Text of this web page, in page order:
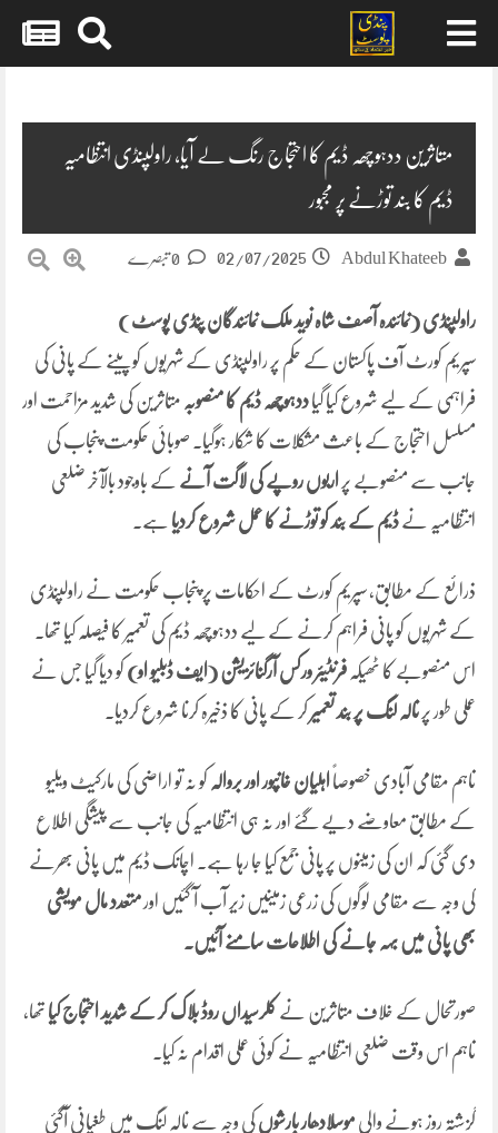
متاثرین ددہوچھہ ڈیم کا احتجاج رنگ لے آیا، راولپنڈی انتظامیہ
ڈیم کا بند توڑنے پر مجبور
Abdul Khateeb
02/07/2025
راولپنڈی (نمائندہ آصف شاہ نوید ملک نمائندگان پنڈی پوسٹ )
سپریم کورٹ آف پاکستان کے حکم پر راولپنڈی کے شہریوں کو پینے کے پانی کی
فراہمی کے لیے شروع کیا گیاددہوچھہ ڈیم کا منصوبہ متاثرین کی شدید مزاحمت اور
مسلسل احتجاج کے باعث مشکلات کا شکار ہوگیا۔ صوبائی حکومت پنجاب کی
جانب سے منصوبے پر اربوں روپے کی لاگت آنے کے باوجود بالآخر ضلعی
انتظامیہ نے ڈیم کے بند کو توڑنے کا عمل شروع کردیا ہے۔
ذرائع کے مطابق، سپریم کورٹ کے احکامات پر پنجاب حکومت نے راولپنڈی
کے شہریوں کو پانی فراہم کرنے کے لیے ددہوچھہ ڈیم کی تعمیر کا فیصلہ کیا تھا۔
اس منصوبے کا ٹھیکہ فرنٹیئر ورکس آرگنائزیشن (ایف ڈبلیو او) کو دیا گیا جس نے
عملی طور پر نالہ لنگ پر بند تعمیر کر کے پانی کا ذخیرہ کرنا شروع کردیا۔
تاہم مقامی آبادی خصوصاًاہلیان خانپور اور بروالہ کو نہ تو اراضی کی مارکیٹ ویلیو
کے مطابق معاوضے دیے گئے اور نہ ہی انتظامیہ کی جانب سے پیشگی اطلاع
دی گئی کہ ان کی زمینوں پر پانی جمع کیا جا رہا ہے۔ اچانک ڈیم میں پانی بھرنے
کی وجہ سے مقامی لوگوں کی زرعی زمینیں زیر آب آ گئیں اور متعدد مال مویشی
بھی پانی میں بہہ جانے کی اطلاعات سامنے آئیں۔
صورتحال کے خلاف متاثرین نے کلرسیداں روڈ بلاک کر کے شدید احتجاج کیا تھا،
تاہم اس وقت ضلعی انتظامیہ نے کوئی عملی اقدام نہ کیا۔
گزشتہ روز ہونے والی موسلادھار بارشوںکی وجہ سے نالہ لنگ میں طغیانی آگئی